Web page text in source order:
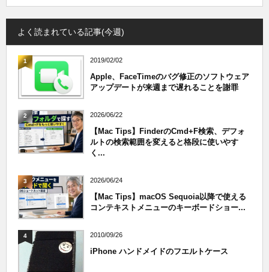
よく読まれている記事(今週)
1 2019/02/02
Apple、FaceTimeのバグ修正のソフトウェア
アップデートが来週まで遅れることを謝罪
2 2026/06/22
【Mac Tips】FinderのCmd+F検索、デフォ
ルトの検索範囲を変えると格段に使いやす
く...
3 2026/06/24
【Mac Tips】macOS Sequoia以降で使える
コンテキストメニューのキーボードショー...
4 2010/09/26
iPhone ハンドメイドのフエルトケース